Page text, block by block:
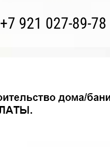
+7 921 027-89-78